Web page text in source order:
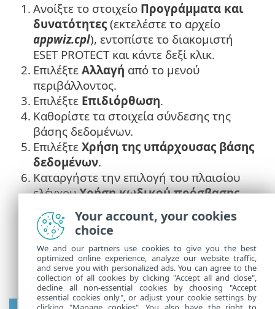
1. Ανοίξτε το στοιχείο Προγράμματα και
δυνατότητες (εκτελέστε το αρχείο
appwiz.cpl), εντοπίστε το διακομιστή
ESET PROTECT και κάντε δεξί κλικ.
2. Επιλέξτε Αλλαγή από το μενού
περιβάλλοντος.
3. Επιλέξτε Επιδιόρθωση.
4. Καθορίστε τα στοιχεία σύνδεσης της
βάσης δεδομένων.
5. Επιλέξτε Χρήση της υπάρχουσας βάσης
δεδομένων.
6. Καταργήστε την επιλογή του πλαισίου
ελέγχουΧρήση κωδικού πρόσβασης
που είναι ήδη αποθηκευμένος στη
βάση δεδομένωνκαι εισαγάγετε νέο
κωδικό πρόσβασης.
Συνδεθείτε στην κονσόλα διαδικτύου
ESET PROTECT με τον νέο κωδικό
πρόσβασης.
Your account, your cookies
choice
We and our partners use cookies to give you the best
optimized online experience, analyze our website traffic,
and serve you with personalized ads. You can agree to the
collection of all cookies by clicking "Accept all and close",
decline all non-essential cookies by choosing "Accept
essential cookies only", or adjust your cookie settings by